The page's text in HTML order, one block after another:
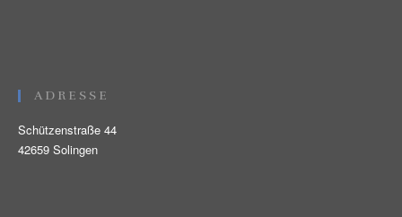
ADRESSE
Schützenstraße 44
42659 Solingen